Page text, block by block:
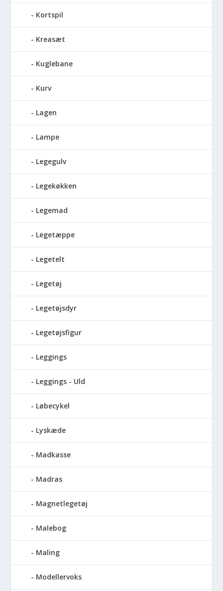
Kortspil
Kreasæt
Kuglebane
Kurv
Lagen
Lampe
Legegulv
Legekøkken
Legemad
Legetæppe
Legetelt
Legetøj
Legetøjsdyr
Legetøjsfigur
Leggings
Leggings - Uld
Løbecykel
Lyskæde
Madkasse
Madras
Magnetlegetøj
Malebog
Maling
Modellervoks